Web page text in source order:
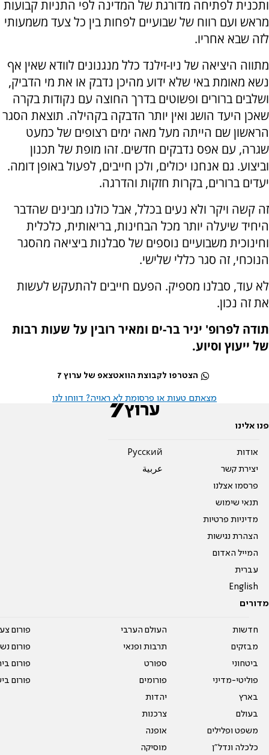
ותכנית לפתיחה מדורגת של המדינה לפי התניות קבועות
מראש ועם רווח של שבועיים לפחות בין כל צעד משמעותי
לזה שבא אחריו.
מתווה היציאה של ניו-זילנד כלל מנגנונים לוודא שאין אף
נשא מאומת באי שלא ידוע מהיכן נדבק או את מי הדביק,
ושלבים ברורים ופשוטים בדרך החוצה עם נקודות בקרה
שאכן היעד הושג ואין יותר הדבקה בקהילה. תוצאת הסגר
הראשון שם הייתה מעל מאה ימים רצופים של כמעט
שגרה, עם אפס נדבקים חדשים. זהו מופת של תכנון
וביצוע. גם אנחנו יכולים, ולכן חייבים, לפעול באופן דומה.
יעדים ברורים, בקרות חזקות והדרגה.
זה קשה ויקר ולא נעים בכלל, אבל כולנו מבינים שהדבר
היחיד שיעלה יותר מכל הבחינות, בריאותית, כלכלית
וחינוכית משבועיים נוספים של סבלנות ביציאה מהסגר
הנוכחי, זה סגר כללי שלישי.
לא עוד, סבלנו מספיק. הפעם חייבים להתעקש לעשות
את זה נכון.
תודה לפרופ' יניר בר-ים ומאיר רובין על שעות רבות
של ייעוץ וסיוע.
הצטרפו לקבוצת הוואטצאפ של ערוץ 7
מצאתם טעות או פרסומת לא ראויה? דווחו לנו
פנו אלינו
אודות
יצירת קשר
פרסמו אצלנו
תנאי שימוש
מדיניות פרטיות
הצהרת נגישות
המייל האדום
עברית
English
Pусский
عربية
מדורים
חדשות
מבזקים
ביטחוני
פוליטי-מדיני
בארץ
בעולם
משפט ופלילים
כלכלה ונדל"ן
העולם הערבי
תרבות ופנאי
ספורט
פורומים
יהדות
צרכנות
אופנה
מוסיקה
פורום
פורום
פורום
פורום